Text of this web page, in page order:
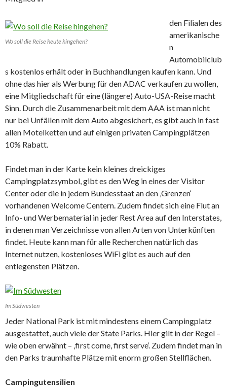
Wo soll die Reise heute hingehen?
den Filialen des
amerikanische
n
Automobilclub
s kostenlos erhält oder in Buchhandlungen kaufen kann. Und
ohne das hier als Werbung für den ADAC verkaufen zu wollen,
eine Mitgliedschaft für eine (längere) Auto-USA-Reise macht
Sinn. Durch die Zusammenarbeit mit dem AAA ist man nicht
nur bei Unfällen mit dem Auto abgesichert, es gibt auch in fast
allen Motelketten und auf einigen privaten Campingplätzen
10% Rabatt.
Findet man in der Karte kein kleines dreickiges
Campingplatzsymbol, gibt es den Weg in eines der Visitor
Center oder die in jedem Bundesstaat an den ‚Grenzen‘
vorhandenen Welcome Centern. Zudem findet sich eine Flut an
Info- und Werbematerial in jeder Rest Area auf den Interstates,
in denen man Verzeichnisse von allen Arten von Unterkünften
findet. Heute kann man für alle Recherchen natürlich das
Internet nutzen, kostenloses WiFi gibt es auch auf den
entlegensten Plätzen.
Im Südwesten
Jeder National Park ist mit mindestens einem Campingplatz
ausgestattet, auch viele der State Parks. Hier gilt in der Regel –
wie oben erwähnt – ‚first come, first serve‘. Zudem findet man in
den Parks traumhafte Plätze mit enorm großen Stellflächen.
Campingutensilien